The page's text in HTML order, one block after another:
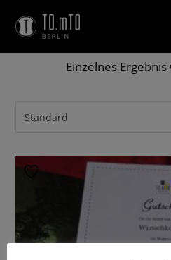
Einzelnes